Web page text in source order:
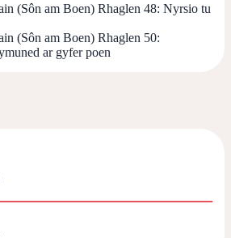
(Sôn am Boen) Rhaglen 48: Nyrsio tu
(Sôn am Boen) Rhaglen 50:
ar gyfer poen